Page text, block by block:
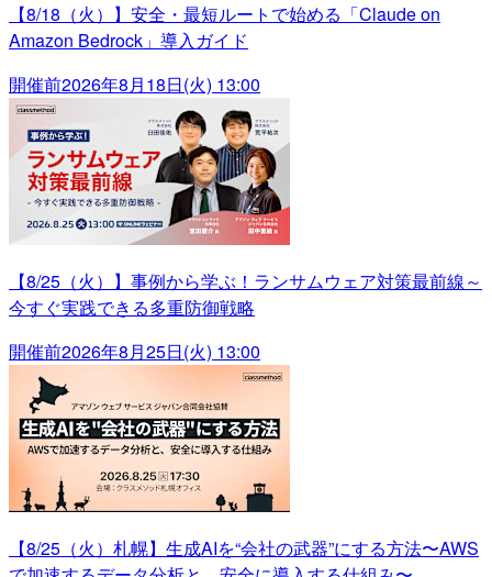
【8/18（火）】安全・最短ルートで始める「Claude on
Amazon Bedrock」導入ガイド
開催前2026年8月18日(火) 13:00
【8/25（火）】事例から学ぶ！ランサムウェア対策最前線～
今すぐ実践できる多重防御戦略
開催前2026年8月25日(火) 13:00
【8/25（火）札幌】生成AIを“会社の武器”にする方法〜AWS